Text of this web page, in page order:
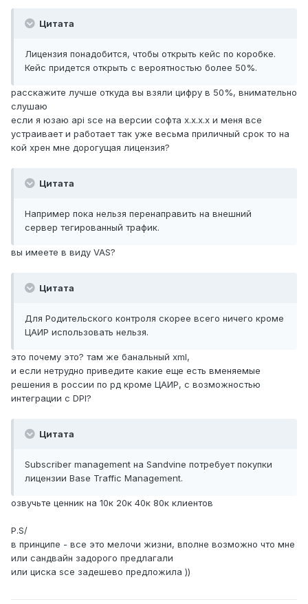
Цитата
Лицензия понадобится, чтобы открыть кейс по коробке.
Кейс придется открыть с вероятностью более 50%.
расскажите лучше откуда вы взяли цифру в 50%, внимательно
слушаю
если я юзаю api sce на версии софта x.x.x.x и меня все
устраивает и работает так уже весьма приличный срок то на
кой хрен мне дорогущая лицензия?
Цитата
Например пока нельзя перенаправить на внешний
сервер тегированный трафик.
вы имеете в виду VAS?
Цитата
Для Родительского контроля скорее всего ничего кроме
ЦАИР использовать нельзя.
это почему это? там же банальный xml,
и если нетрудно приведите какие еще есть вменяемые
решения в россии по рд кроме ЦАИР, с возможностью
интеграции с DPI?
Цитата
Subscriber management на Sandvine потребует покупки
лицензии Base Traffic Management.
озвучьте ценник на 10к 20к 40к 80к клиентов
P.S/
в принципе - все это мелочи жизни, вполне возможно что мне
или сандвайн задорого предлагали
или циска sce задешево предложила ))